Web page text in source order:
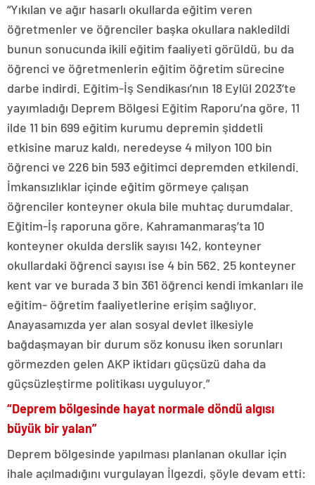
“Yıkılan ve ağır hasarlı okullarda eğitim veren
öğretmenler ve öğrenciler başka okullara nakledildi
bunun sonucunda ikili eğitim faaliyeti görüldü, bu da
öğrenci ve öğretmenlerin eğitim öğretim sürecine
darbe indirdi. Eğitim-İş Sendikası’nın 18 Eylül 2023’te
yayımladığı Deprem Bölgesi Eğitim Raporu’na göre, 11
ilde 11 bin 699 eğitim kurumu depremin şiddetli
etkisine maruz kaldı, neredeyse 4 milyon 100 bin
öğrenci ve 226 bin 593 eğitimci depremden etkilendi.
İmkansızlıklar içinde eğitim görmeye çalışan
öğrenciler konteyner okula bile muhtaç durumdalar.
Eğitim-İş raporuna göre, Kahramanmaraş’ta 10
konteyner okulda derslik sayısı 142, konteyner
okullardaki öğrenci sayısı ise 4 bin 562. 25 konteyner
kent var ve burada 3 bin 361 öğrenci kendi imkanları ile
eğitim- öğretim faaliyetlerine erişim sağlıyor.
Anayasamızda yer alan sosyal devlet ilkesiyle
bağdaşmayan bir durum söz konusu iken sorunları
görmezden gelen AKP iktidarı güçsüzü daha da
güçsüzleştirme politikası uyguluyor.”
“Deprem bölgesinde hayat normale döndü algısı
büyük bir yalan”
Deprem bölgesinde yapılması planlanan okullar için
ihale açılmadığını vurgulayan İlgezdi, şöyle devam etti: